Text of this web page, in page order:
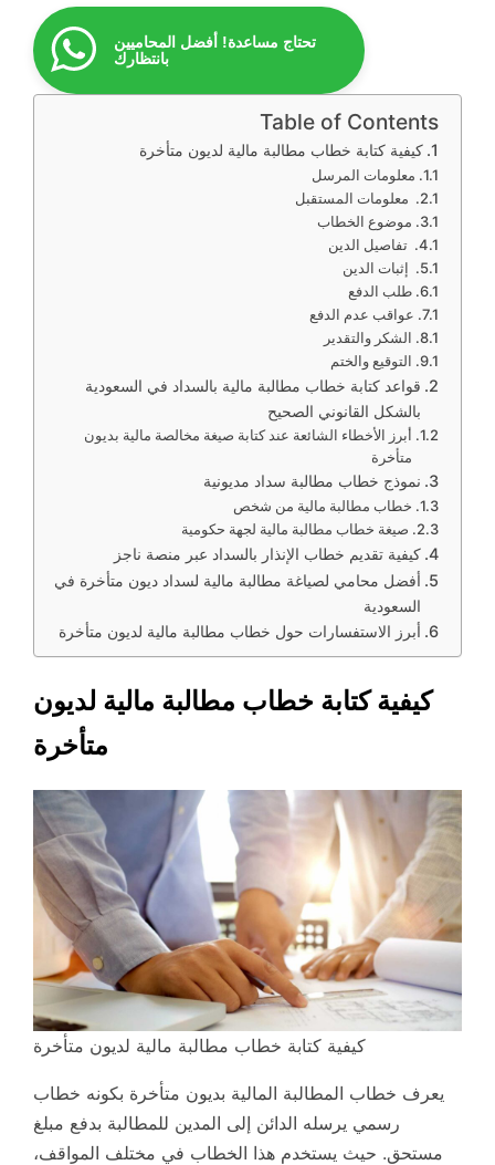
تحتاج مساعدة! أفضل المحاميين
بانتظارك
Table of Contents
كيفية كتابة خطاب مطالبة مالية لديون متأخرة
معلومات المرسل
معلومات المستقبل
موضوع الخطاب
تفاصيل الدين
إثبات الدين
طلب الدفع
عواقب عدم الدفع
الشكر والتقدير
التوقيع والختم
قواعد كتابة خطاب مطالبة مالية بالسداد في السعودية
بالشكل القانوني الصحيح
أبرز الأخطاء الشائعة عند كتابة صيغة مخالصة مالية بديون
متأخرة
نموذج خطاب مطالبة سداد مديونية
خطاب مطالبة مالية من شخص
صيغة خطاب مطالبة مالية لجهة حكومية
كيفية تقديم خطاب الإنذار بالسداد عبر منصة ناجز
أفضل محامي لصياغة مطالبة مالية لسداد ديون متأخرة في
السعودية
أبرز الاستفسارات حول خطاب مطالبة مالية لديون متأخرة
كيفية كتابة خطاب مطالبة مالية لديون
متأخرة
كيفية كتابة خطاب مطالبة مالية لديون متأخرة
يعرف خطاب المطالبة المالية بديون متأخرة بكونه خطاب
رسمي يرسله الدائن إلى المدين للمطالبة بدفع مبلغ
مستحق. حيث يستخدم هذا الخطاب في مختلف المواقف،